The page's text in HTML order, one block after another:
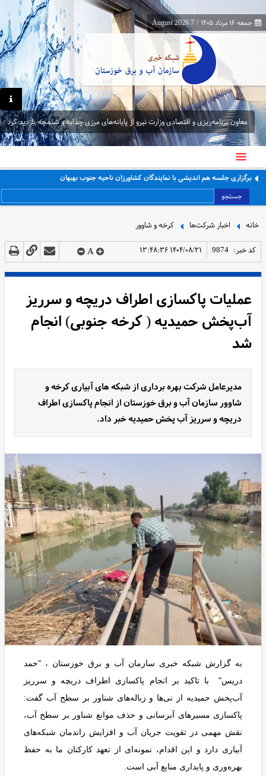
جمعه ۱۶ مرداد ۱۴۰۵ /
7 August 2026
معاون برنامه‌ریزی و اقتصادی وزارت نیرو از پایانه‌های مرزی چذابه و شلمچه بازدید کرد
برگزاری جلسه هم اندیشی با نمایندگان کشاورزان ناحیه جنوب بهبهان
جستجو
خانه اخبار شرکت‌ها کرخه و شاوور
کد خبر: 9874 ۱۴۰۴/۰۸/۲۱ ۱۳:۴۸:۳۶ A
عملیات پاکسازی اطراف دریچه و سرریز
آب‌پخش حمیدیه ( کرخه جنوبی) انجام
شد
مدیرعامل شرکت بهره برداری از شبکه های آبیاری کرخه و
شاوور سازمان آب و برق خوزستان از انجام پاکسازی اطراف
دریچه و سرریز آب پخش حمیدیه خبر داد.
به گزارش شبکه خبری سازمان آب و برق خوزستان ، "حمد
دریس" با تاکید بر انجام پاکسازی اطراف دریچه و سرریز
آب‌پخش حمیدیه از نی‌ها و زباله‌های شناور بر سطح آب گفت:
پاکسازی مسیرهای آبرسانی و حذف موانع شناور بر سطح آب،
نقش مهمی در تقویت جریان آب و افزایش راندمان شبکه‌های
آبیاری دارد و این اقدام، نمونه‌ای از تعهد کارکنان ما به حفظ
بهره‌وری و پایداری منابع آبی است.